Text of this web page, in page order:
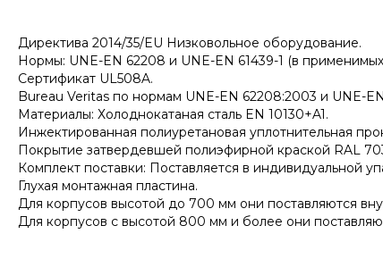
Директива 2014/35/EU Низковольное оборудование.
Нормы: UNE-EN 62208 и UNE-EN 61439-1 (в применимых
Сертификат UL508A.
Bureau Veritas по нормам UNE-EN 62208:2003 и UNE-
Материалы: Холоднокатаная сталь EN 10130+A1.
Инжектированная полиуретановая уплотнительная
Покрытие затвердевшей полиэфирной краской RAL
Комплект поставки: Поставляется в индивидуальной
Глухая монтажная пластина.
Для корпусов высотой до 700 мм они поставляются
Для корпусов с высотой 800 мм и более они